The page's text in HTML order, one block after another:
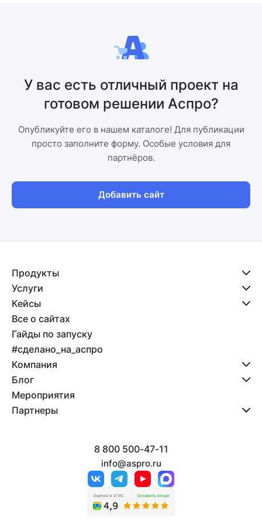
У вас есть отличный проект на
готовом решении Аспро?
Опубликуйте его в нашем каталоге! Для публикации
просто заполните форму. Особые условия для
партнёров.
Добавить сайт
Продукты
Услуги
Кейсы
Все о сайтах
Гайды по запуску
#сделано_на_аспро
Компания
Блог
Мероприятия
Партнеры
8 800 500-47-11
info@aspro.ru